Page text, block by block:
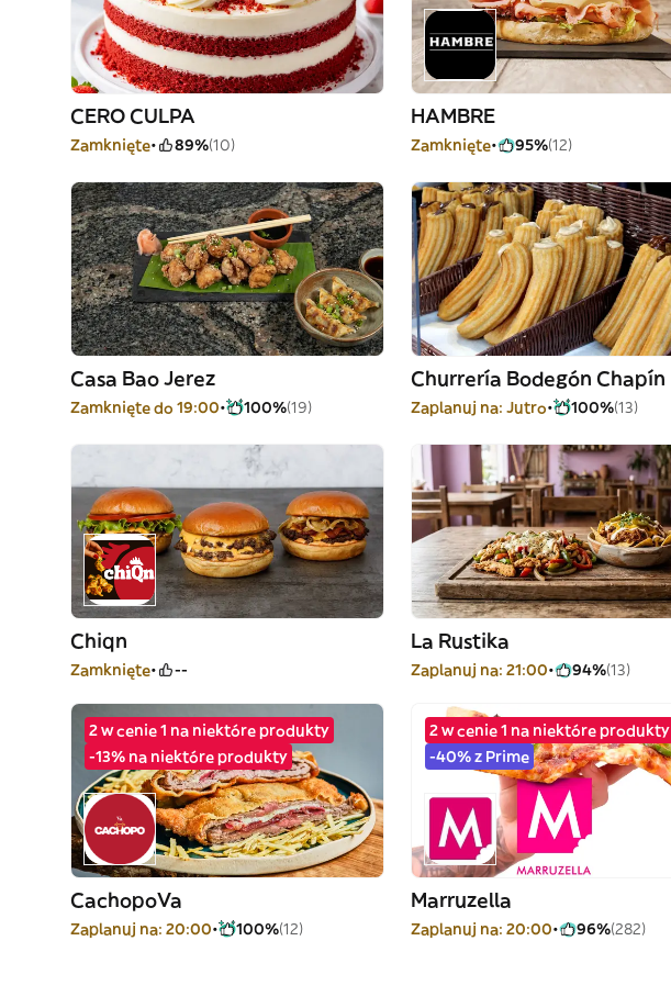
CERO CULPA
Zamknięte 89%(10)
HAMBRE
Zamknięte 95%(12)
Casa Bao Jerez
Zamknięte do 19:00 100%(19)
Churrería Bodegón Chapín
Zaplanuj na: Jutro 100%(13)
Chiqn
Zamknięte --
La Rustika
Zaplanuj na: 21:00 94%(13)
2 w cenie 1 na niektóre produkty
-13% na niektóre produkty
CachopoVa
Zaplanuj na: 20:00 100%(12)
2 w cenie 1 na niektóre produkty
-40% z Prime
Marruzella
Zaplanuj na: 20:00 96%(282)